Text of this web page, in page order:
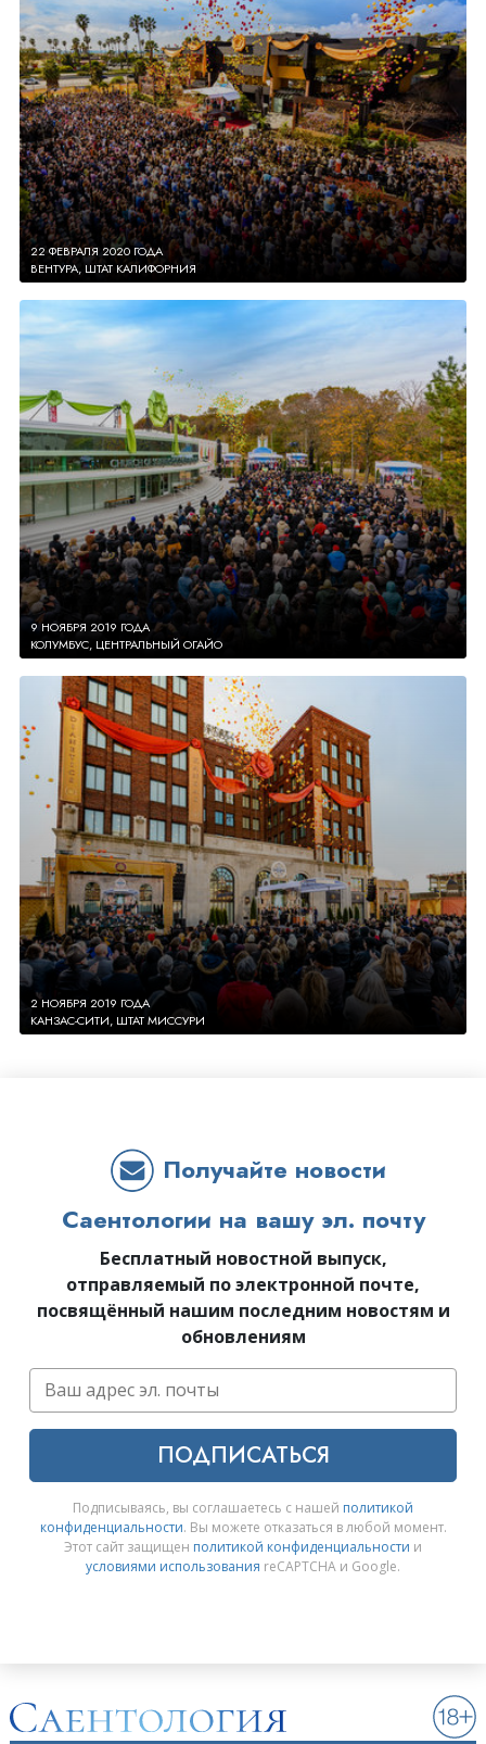
22 ФЕВРАЛЯ 2020 ГОДА
ВЕНТУРА, ШТАТ КАЛИФОРНИЯ
9 НОЯБРЯ 2019 ГОДА
КОЛУМБУС, ЦЕНТРАЛЬНЫЙ ОГАЙО
2 НОЯБРЯ 2019 ГОДА
КАНЗАС-СИТИ, ШТАТ МИССУРИ
Получайте новости
Саентологии на вашу эл. почту
Бесплатный новостной выпуск,
отправляемый по электронной почте,
посвящённый нашим последним новостям и
обновлениям
ПОДПИСАТЬСЯ
Подписываясь, вы соглашаетесь с нашей политикой
конфиденциальности. Вы можете отказаться в любой момент.
Этот сайт защищен политикой конфиденциальности и
условиями использования reCAPTCHA и Google.